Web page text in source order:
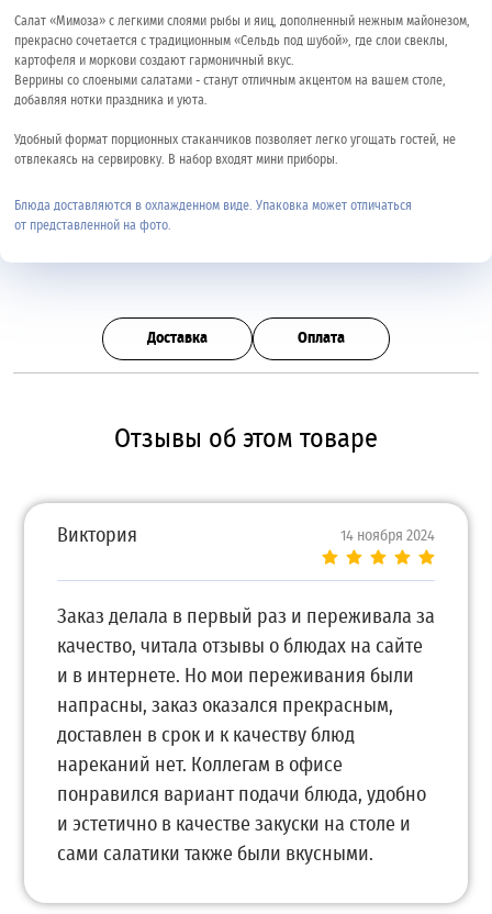
Салат «Мимоза» с легкими слоями рыбы и яиц, дополненный нежным майонезом,
прекрасно сочетается с традиционным «Сельдь под шубой», где слои свеклы,
картофеля и моркови создают гармоничный вкус.
Веррины со слоеными салатами - станут отличным акцентом на вашем столе,
добавляя нотки праздника и уюта.
Удобный формат порционных стаканчиков позволяет легко угощать гостей, не
отвлекаясь на сервировку. В набор входят мини приборы.
Блюда доставляются в охлажденном виде. Упаковка может отличаться
от представленной на фото.
Доставка Оплата
Отзывы об этом товаре
Виктория 14 ноября 2024
Заказ делала в первый раз и переживала за
качество, читала отзывы о блюдах на сайте
и в интернете. Но мои переживания были
напрасны, заказ оказался прекрасным,
доставлен в срок и к качеству блюд
нареканий нет. Коллегам в офисе
понравился вариант подачи блюда, удобно
и эстетично в качестве закуски на столе и
сами салатики также были вкусными.